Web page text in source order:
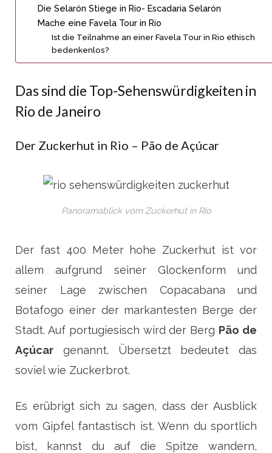
Die Selarón Stiege in Rio- Escadaria Selarón
Mache eine Favela Tour in Rio
Ist die Teilnahme an einer Favela Tour in Rio ethisch
bedenkenlos?
Das sind die Top-Sehenswürdigkeiten in
Rio de Janeiro
Der Zuckerhut in Rio – Pão de Açúcar
Panoramablick vom Zuckerhut in Rio
Der fast 400 Meter hohe Zuckerhut ist vor
allem aufgrund seiner Glockenform und
seiner Lage zwischen Copacabana und
Botafogo einer der markantesten Berge der
Stadt. Auf portugiesisch wird der Berg Pão de
Açúcar genannt. Übersetzt bedeutet das
soviel wie Zuckerbrot.
Es erübrigt sich zu sagen, dass der Ausblick
vom Gipfel fantastisch ist. Wenn du sportlich
bist, kannst du auf die Spitze wandern,